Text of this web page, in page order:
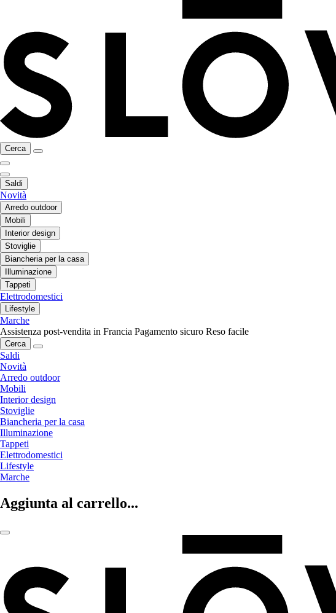
Cerca
Saldi
Novità
Arredo outdoor
Mobili
Interior design
Stoviglie
Biancheria per la casa
Illuminazione
Tappeti
Elettrodomestici
Lifestyle
Marche
Assistenza post-vendita in Francia Pagamento sicuro Reso facile
Cerca
Saldi
Novità
Arredo outdoor
Mobili
Interior design
Stoviglie
Biancheria per la casa
Illuminazione
Tappeti
Elettrodomestici
Lifestyle
Marche
Aggiunta al carrello...